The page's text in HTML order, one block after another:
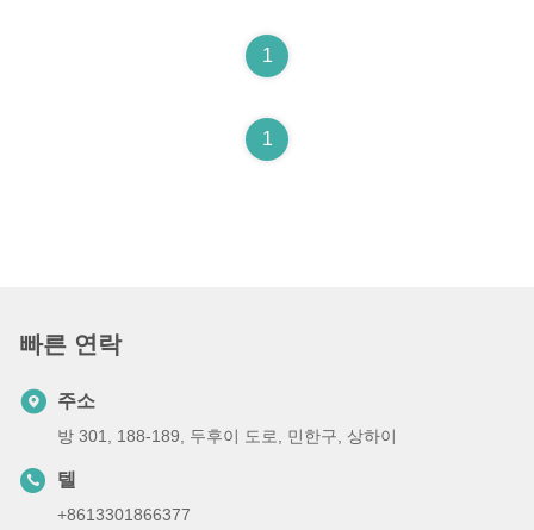
1
1
빠른 연락
주소
방 301, 188-189, 두후이 도로, 민한구, 상하이
텔
+8613301866377